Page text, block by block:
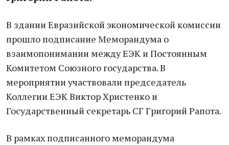
В здании Евразийской экономической комиссии
прошло подписание Меморандума о
взаимопонимании между ЕЭК и Постоянным
Комитетом Союзного государства. В
мероприятии участвовали председатель
Коллегии ЕЭК Виктор Христенко и
Государственный секретарь СГ Григорий Рапота.
В рамках подписанного меморандума